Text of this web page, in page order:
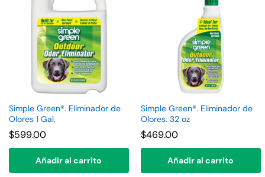
Simple Green®. Eliminador de
Olores 1 Gal.
$599.00
Añadir al carrito
Simple Green®. Eliminador de
Olores. 32 oz
$469.00
Añadir al carrito